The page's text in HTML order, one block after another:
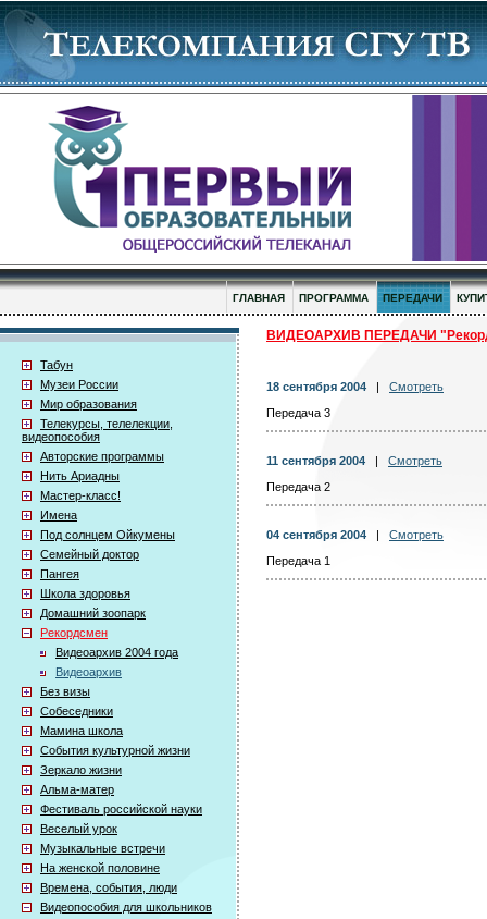
ГЛАВНАЯ ПРОГРАММА ПЕРЕДАЧИ
Табун
Музеи России
Мир образования
Телекурсы, телелекции,
видеопособия
Авторские программы
Нить Ариадны
Мастер-класс!
Имена
Под солнцем Ойкумены
Семейный доктор
Пангея
Школа здоровья
Домашний зоопарк
Рекордсмен
Видеоархив 2004 года
Видеоархив
Без визы
Собеседники
Мамина школа
События культурной жизни
Зеркало жизни
Альма-матер
Фестиваль российской науки
Веселый урок
Музыкальные встречи
На женской половине
Времена, события, люди
Видеопособия для школьников
ВИДЕОАРХИВ ПЕРЕДАЧИ
18 сентября 2004
Смотреть
Передача 3
11 сентября 2004
Смотреть
Передача 2
04 сентября 2004
Смотреть
Передача 1